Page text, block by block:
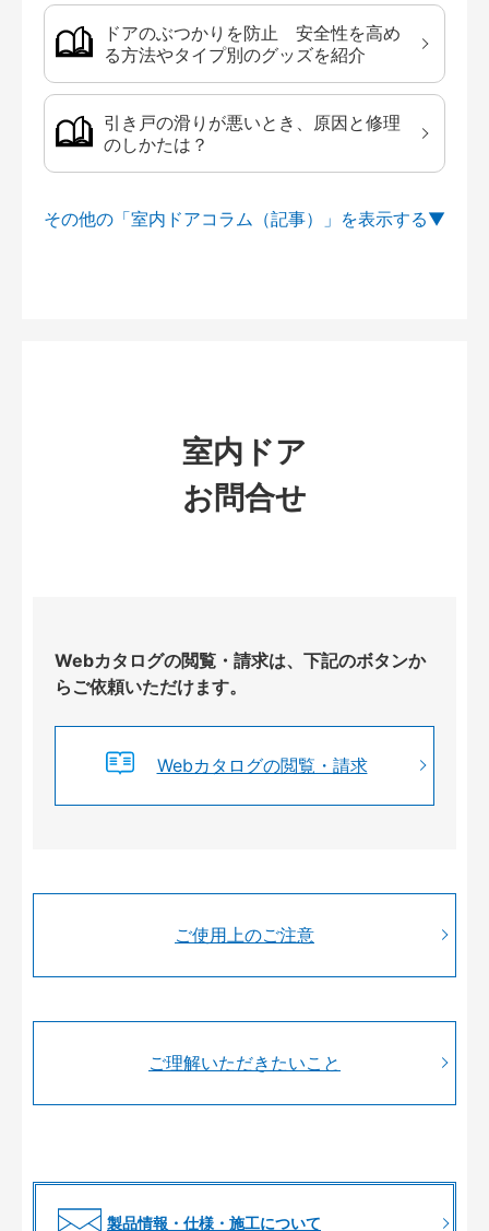
ドアのぶつかりを防止 安全性を高め
る方法やタイプ別のグッズを紹介
引き戸の滑りが悪いとき、原因と修理
のしかたは？
その他の「室内ドアコラム（記事）」を
室内ドア
お問合せ
Webカタログの閲覧・請求は、下記のボタンか
らご依頼いただけます。
Webカタログの閲覧・請求
ご使用上のご注意
ご理解いただきたいこと
製品情報・仕様・施工について